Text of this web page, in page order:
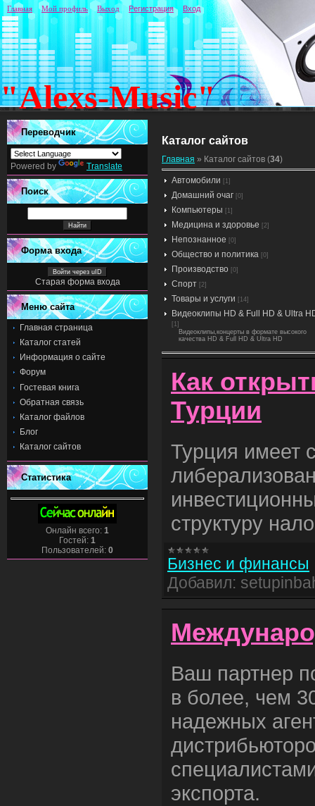
"Alexs-Music"
Главная Мой профиль Выход Регистрация Вход
Переводчик
Powered by Translate
Поиск
Форма входа
Войти через uID
Старая форма входа
Меню сайта
Главная страница
Каталог статей
Информация о сайте
Форум
Гостевая книга
Обратная связь
Каталог файлов
Блог
Каталог сайтов
Статистика
Онлайн всего: 1
Гостей: 1
Пользователей: 0
Каталог сайтов
Главная » Каталог сайтов (34)
Автомобили [1]
Домашний очаг [0]
Компьютеры [1]
Медицина и здоровье [2]
Непознанное [0]
Общество и политика [0]
Производство [0]
Спорт [2]
Товары и услуги [14]
Видеоклипы HD & Full HD & Ultra
[1]
Видеоклипы,концерты в формате высокого
качества HD & Full HD & Ultra HD
Как
Турции
Турция имеет
структуру
Бизнес и финансы
Добавил:
Ваш партнер
в более, чем
надежных
экспорта.